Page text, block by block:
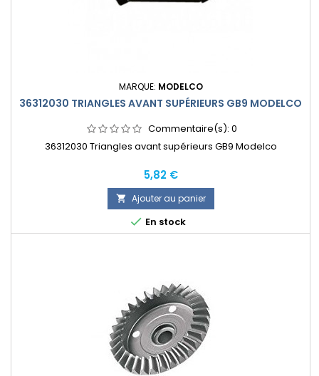
MARQUE: MODELCO
36312030 TRIANGLES AVANT SUPÉRIEURS GB9 MODELCO
Commentaire(s): 0
36312030 Triangles avant supérieurs GB9 Modelco
Prix
5,82 €
 Ajouter au panier
 En stock